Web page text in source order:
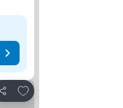
Teilen
Zu Favoriten hinzufügen